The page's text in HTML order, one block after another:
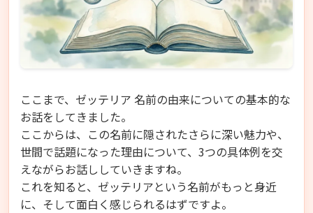
ここまで、ゼッテリア 名前の由来についての基本的な
お話をしてきました。
ここからは、この名前に隠されたさらに深い魅力や、
世間で話題になった理由について、3つの具体例を交
えながらお話ししていきますね。
これを知ると、ゼッテリアという名前がもっと身近
に、そして面白く感じられるはずですよ。